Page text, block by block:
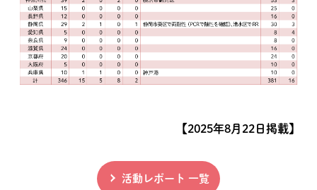
【2025年8月22日掲載】
活動レポート 一覧